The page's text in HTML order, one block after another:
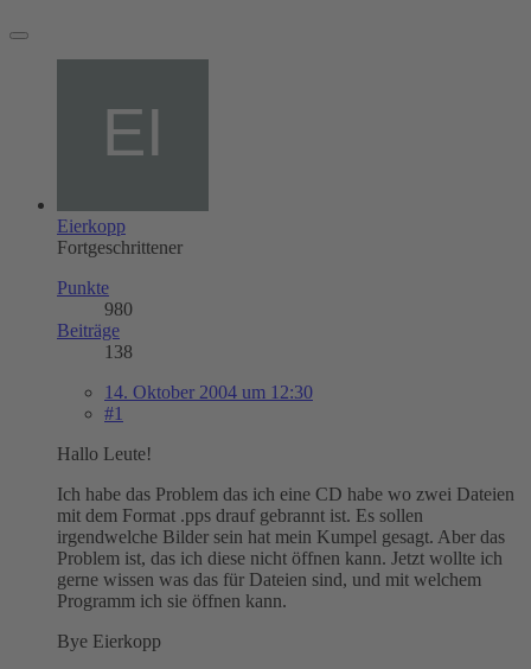
Eierkopp
Fortgeschrittener
Punkte
980
Beiträge
138
14. Oktober 2004 um 12:30
#1
Hallo Leute!
Ich habe das Problem das ich eine CD habe wo zwei Dateien
mit dem Format .pps drauf gebrannt ist. Es sollen
irgendwelche Bilder sein hat mein Kumpel gesagt. Aber das
Problem ist, das ich diese nicht öffnen kann. Jetzt wollte ich
gerne wissen was das für Dateien sind, und mit welchem
Programm ich sie öffnen kann.
Bye Eierkopp